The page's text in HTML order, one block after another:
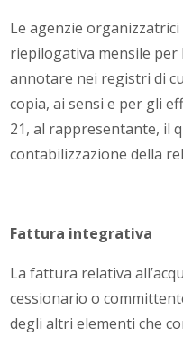
Le agenzie
riepilogativa mensile
annotare nei registri di
copia, ai sensi e per gli
21, al rappresentante, il
contabilizzazione della
Fattura integrativa
La fattura relativa
cessionario o
degli altri elementi che